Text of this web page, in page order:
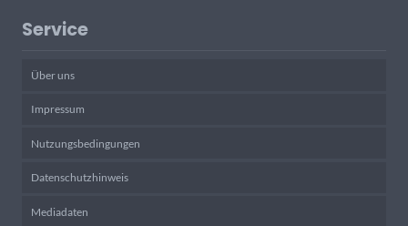
Service
Über uns
Impressum
Nutzungsbedingungen
Datenschutzhinweis
Mediadaten